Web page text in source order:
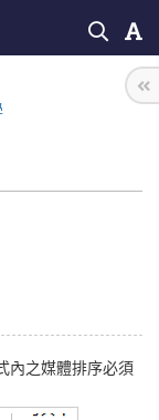
內之媒體排序必須